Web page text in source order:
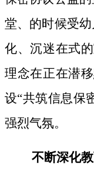
堂、的时候受
化、沉迷在式
理念在正在潜
设“共筑信息保
强烈气氛。
不断深化